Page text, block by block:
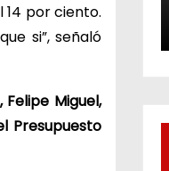
por ciento.
si”, señaló
Miguel,
Presupuesto